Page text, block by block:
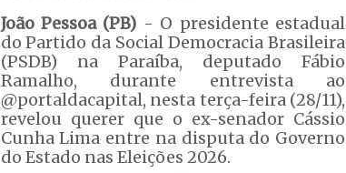
João Pessoa (PB) - O presidente estadual
do Partido da Social Democracia Brasileira
(PSDB) na Paraíba, deputado Fábio
Ramalho, durante entrevista ao
@portaldacapital, nesta terça-feira (28/11),
revelou querer que o ex-senador Cássio
Cunha Lima entre na disputa do Governo
do Estado nas Eleições 2026.